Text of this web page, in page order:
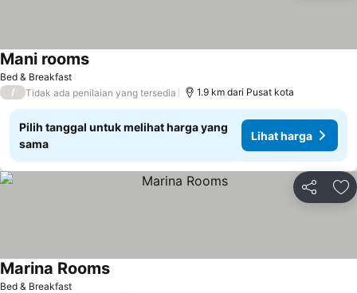
Bed & Breakfast
Mani roomsLihat harga
/ Tidak ada penilaian yang tersedia 1.9 km dari Pusat kota
Pilih tanggal untuk melihat harga yang
sama
Lihat harga
Bagikan
Bed & Breakfast
Marina RoomsLihat harga